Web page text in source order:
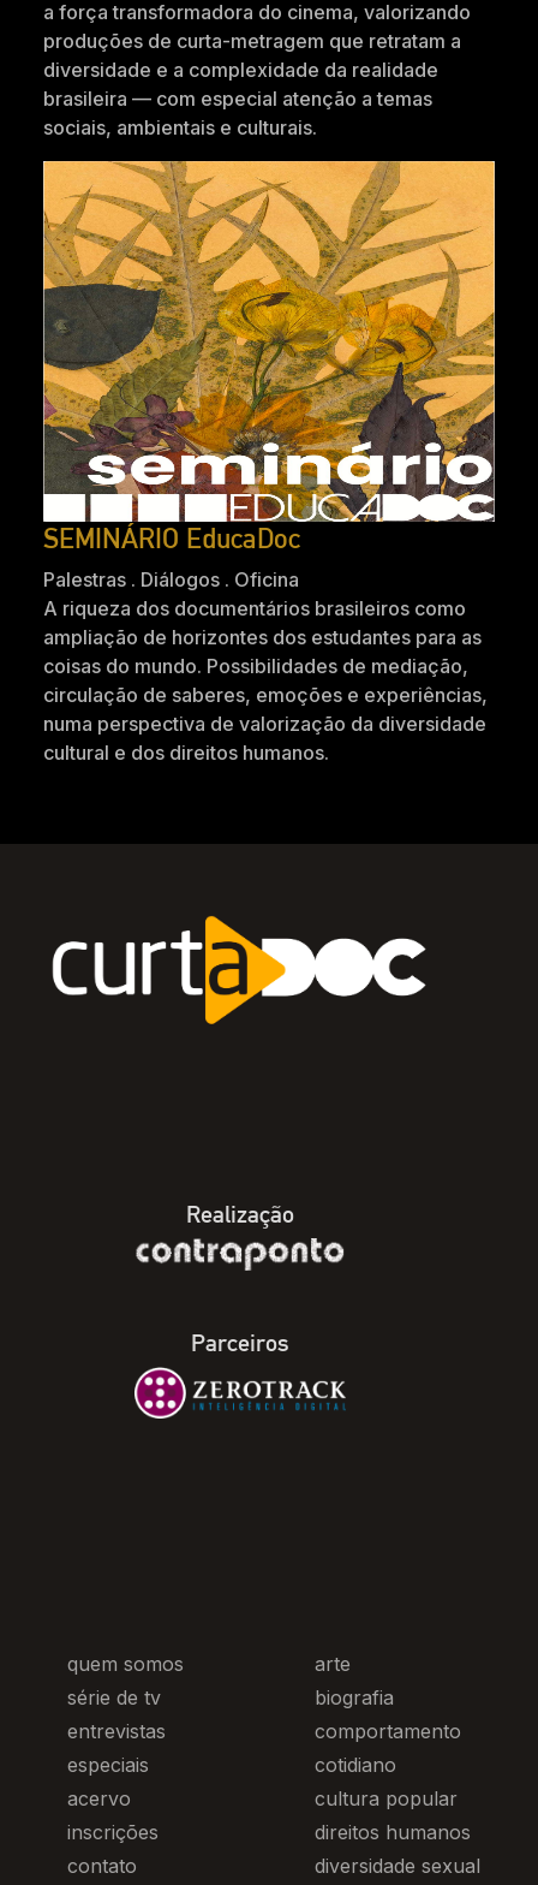
a força transformadora do cinema, valorizando
produções de curta-metragem que retratam a
diversidade e a complexidade da realidade
brasileira — com especial atenção a temas
sociais, ambientais e culturais.
SEMINÁRIO EducaDoc
Palestras . Diálogos . Oficina
A riqueza dos documentários brasileiros como
ampliação de horizontes dos estudantes para as
coisas do mundo. Possibilidades de mediação,
circulação de saberes, emoções e experiências,
numa perspectiva de valorização da diversidade
cultural e dos direitos humanos.
Realização
Parceiros
quem somos
série de tv
entrevistas
especiais
acervo
inscrições
contato
arte
biografia
comportamento
cotidiano
cultura popular
direitos humanos
diversidade sexual